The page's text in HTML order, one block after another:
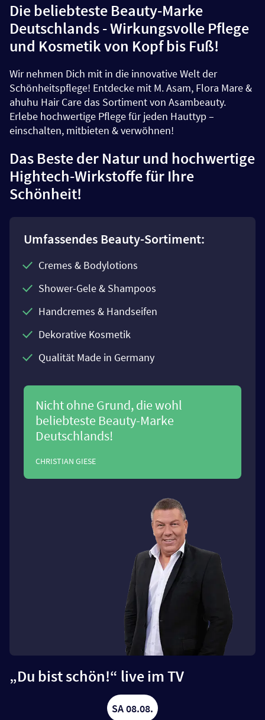
Die beliebteste Beauty-Marke
Deutschlands - Wirkungsvolle Pflege
und Kosmetik von Kopf bis Fuß!
Wir nehmen Dich mit in die innovative Welt der
Schönheitspflege! Entdecke mit M. Asam, Flora Mare &
ahuhu Hair Care das Sortiment von Asambeauty.
Erlebe hochwertige Pflege für jeden Hauttyp –
einschalten, mitbieten & verwöhnen!
Das Beste der Natur und hochwertige
Hightech-Wirkstoffe für Ihre
Schönheit!
Umfassendes Beauty-Sortiment:
Cremes & Bodylotions
Shower-Gele & Shampoos
Handcremes & Handseifen
Dekorative Kosmetik
Qualität Made in Germany
Nicht ohne Grund, die wohl
beliebteste Beauty-Marke
Deutschlands!
CHRISTIAN GIESE
„Du bist schön!“ live im TV
SA 08.08.